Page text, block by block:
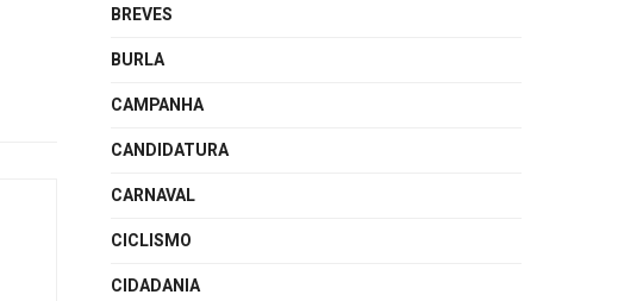
BREVES
BURLA
CAMPANHA
CANDIDATURA
CARNAVAL
CICLISMO
CIDADANIA